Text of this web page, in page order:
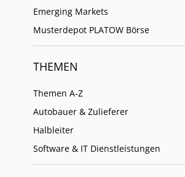
Emerging Markets
Musterdepot PLATOW Börse
THEMEN
Themen A-Z
Autobauer & Zulieferer
Halbleiter
Software & IT Dienstleistungen